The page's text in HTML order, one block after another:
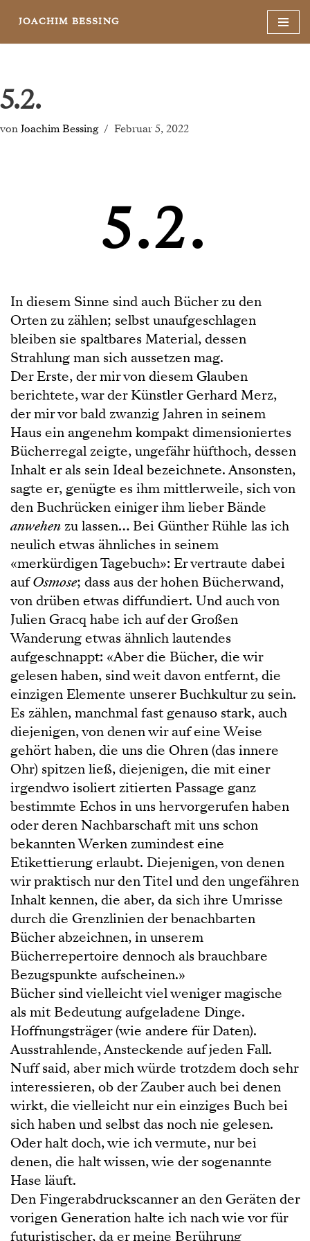
JOACHIM BESSING
5.2.
von Joachim Bessing Februar 5, 2022
5.2.
In diesem Sinne sind auch Bücher zu den
Orten zu zählen; selbst unaufgeschlagen
bleiben sie spaltbares Material, dessen
Strahlung man sich aussetzen mag.
Der Erste, der mir von diesem Glauben
berichtete, war der Künstler Gerhard Merz,
der mir vor bald zwanzig Jahren in seinem
Haus ein angenehm kompakt dimensioniertes
Bücherregal zeigte, ungefähr hüfthoch, dessen
Inhalt er als sein Ideal bezeichnete. Ansonsten,
sagte er, genügte es ihm mittlerweile, sich von
den Buchrücken einiger ihm lieber Bände
anwehenzu lassen… Bei Günther Rühle las ich
neulich etwas ähnliches in seinem
«merkürdigen Tagebuch»: Er vertraute dabei
aufOsmose; dass aus der hohen Bücherwand,
von drüben etwas diffundiert. Und auch von
Julien Gracq habe ich auf der Großen
Wanderung etwas ähnlich lautendes
aufgeschnappt: «Aber die Bücher, die wir
gelesen haben, sind weit davon entfernt, die
einzigen Elemente unserer Buchkultur zu sein.
Es zählen, manchmal fast genauso stark, auch
diejenigen, von denen wir auf eine Weise
gehört haben, die uns die Ohren (das innere
Ohr) spitzen ließ, diejenigen, die mit einer
irgendwo isoliert zitierten Passage ganz
bestimmte Echos in uns hervorgerufen haben
oder deren Nachbarschaft mit uns schon
bekannten Werken zumindest eine
Etikettierung erlaubt. Diejenigen, von denen
wir praktisch nur den Titel und den ungefähren
Inhalt kennen, die aber, da sich ihre Umrisse
durch die Grenzlinien der benachbarten
Bücher abzeichnen, in unserem
Bücherrepertoire dennoch als brauchbare
Bezugspunkte aufscheinen.»
Bücher sind vielleicht viel weniger magische
als mit Bedeutung aufgeladene Dinge.
Hoffnungsträger (wie andere für Daten).
Ausstrahlende, Ansteckende auf jeden Fall.
Nuff said, aber mich würde trotzdem doch sehr
interessieren, ob der Zauber auch bei denen
wirkt, die vielleicht nur ein einziges Buch bei
sich haben und selbst das noch nie gelesen.
Oder halt doch, wie ich vermute, nur bei
denen, die halt wissen, wie der sogenannte
Hase läuft.
Den Fingerabdruckscanner an den Geräten der
vorigen Generation halte ich nach wie vor für
futuristischer, da er meine Berührung